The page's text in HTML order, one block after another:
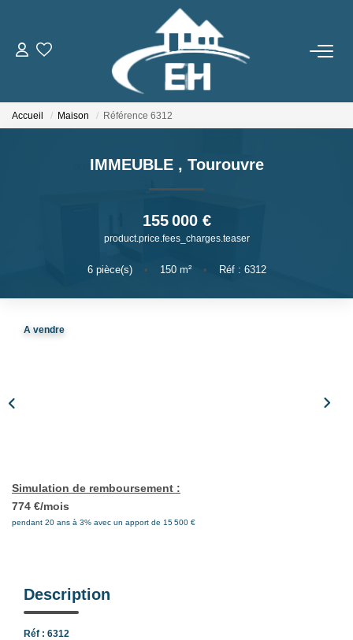
ACHETER
LOUER
Nos Biens
Gestion Locative
ESTIMER
Accueil Maison Référence 6312
IMMEUBLE , Tourouvre
155 000 €
product.price.fees_charges.teaser
6pièce(s) • 150m² • Réf : 6312
A vendre
Simulation de remboursement :
774 €/mois
pendant 20 ans à 3% avec un apport de 15 500 €
Description
Réf : 6312